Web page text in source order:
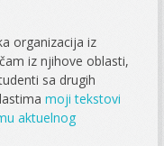
organizacija iz
iz njihove oblasti,
sa drugih
moji tekstovi
aktuelnog